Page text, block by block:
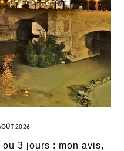
2026
3 jours : mon avis,